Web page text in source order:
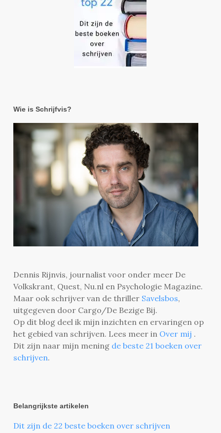
Wie is Schrijfvis?
Dennis Rijnvis, journalist voor onder meer De
Volkskrant, Quest, Nu.nl en Psychologie Magazine.
Maar ook schrijver van de thriller Savelsbos,
uitgegeven door Cargo/De Bezige Bij.
Op dit blog deel ik mijn inzichten en ervaringen op
het gebied van schrijven. Lees meer in Over mij .
Dit zijn naar mijn mening de beste 21 boeken over
schrijven.
Belangrijkste artikelen
Dit zijn de 22 beste boeken over schrijven